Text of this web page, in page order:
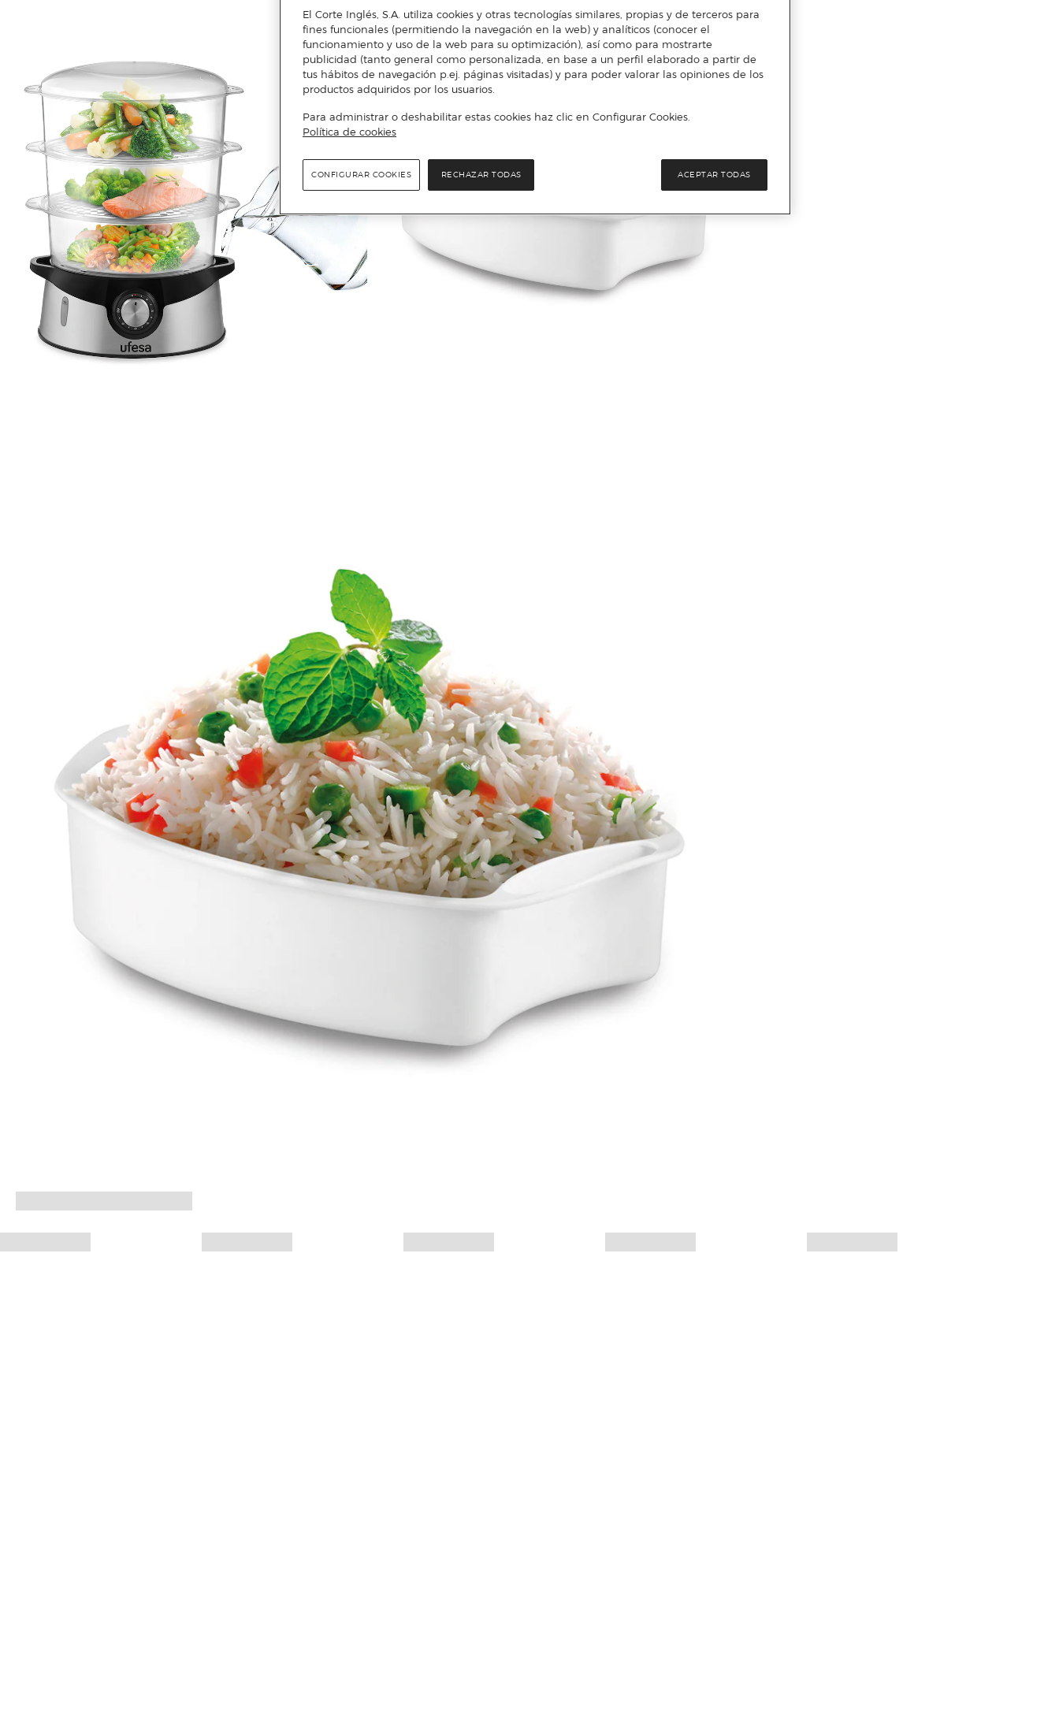
El Corte Inglés, S.A. utiliza cookies y otras tecnologías similares, propias y de terceros para
fines funcionales (permitiendo la navegación en la web) y analíticos (conocer el
funcionamiento y uso de la web para su optimización), así como para mostrarte
publicidad (tanto general como personalizada, en base a un perfil elaborado a partir de
tus hábitos de navegación p.ej. páginas visitadas) y para poder valorar las opiniones de los
productos adquiridos por los usuarios.
Para administrar o deshabilitar estas cookies haz clic en Configurar Cookies.
Política de cookies
RECHAZAR TODAS ACEPTAR TODAS
CONFIGURAR COOKIES